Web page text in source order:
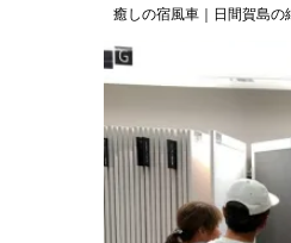
癒しの宿風車｜日間賀島